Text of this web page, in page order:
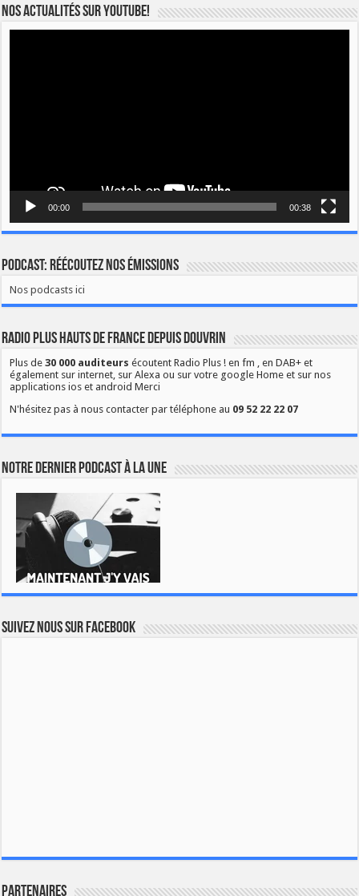
Nos actualités sur YOUTUBE!
00:00 00:38
Podcast: Réécoutez nos émissions
Nos podcasts ici
Radio Plus Hauts de France depuis Douvrin
Plus de30 000 auditeurs écoutent Radio Plus ! en fm , en DAB+ et
également sur internet, sur Alexa ou sur votre google Home et sur nos
applications ios et android Merci
N'hésitez pas à nous contacter par téléphone au 09 52 22 22 07
Notre dernier podcast à la une
Suivez nous sur Facebook
Partenaires